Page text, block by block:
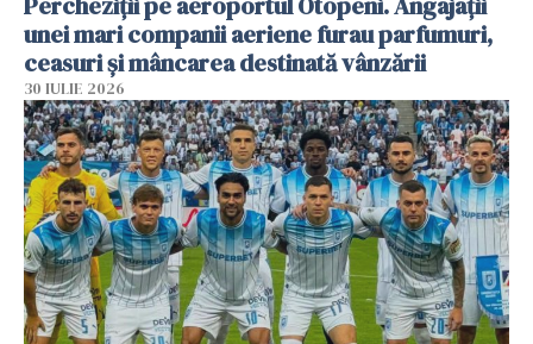
unei mari companii aeriene furau parfumuri,
ceasuri și mâncarea destinată vânzării
30 IULIE 2026